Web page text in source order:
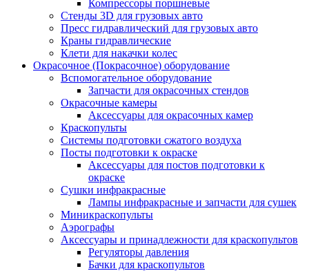
Компрессоры поршневые
Стенды 3D для грузовых авто
Пресс гидравлический для грузовых авто
Краны гидравлические
Клети для накачки колес
Окрасочное (Покрасочное) оборудование
Вспомогательное оборудование
Запчасти для окрасочных стендов
Окрасочные камеры
Аксессуары для окрасочных камер
Краскопульты
Системы подготовки сжатого воздуха
Посты подготовки к окраске
Аксессуары для постов подготовки к
окраске
Сушки инфракрасные
Лампы инфракрасные и запчасти для сушек
Миникраскопульты
Аэрографы
Аксессуары и принадлежности для краскопультов
Регуляторы давления
Бачки для краскопультов